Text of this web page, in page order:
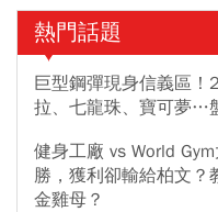
熱門話題
巨型鋼彈現身信義區！
拉、七龍珠、寶可夢…
健身工廠 vs World
勝，獲利卻輸給柏文
金雞母？